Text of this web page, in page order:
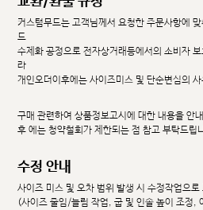
커스텀무드는 고객님께서 요청한 주문사항에
드
수제화 공정으로 전자상거래등에서의 소비자
라
개인오더이후에는 사이즈미스 및 단순변심의
구매 관련하여 상품정보고시에 대한 내용을 안
후 에는 청약철회가 제한되는 점 참고 부탁드립
수정 안내
사이즈 미스 및 오차 범위 발생 시 수정작업으로
(사이즈 줄임/늘림 작업, 굽 및 인솔 높이 조정,